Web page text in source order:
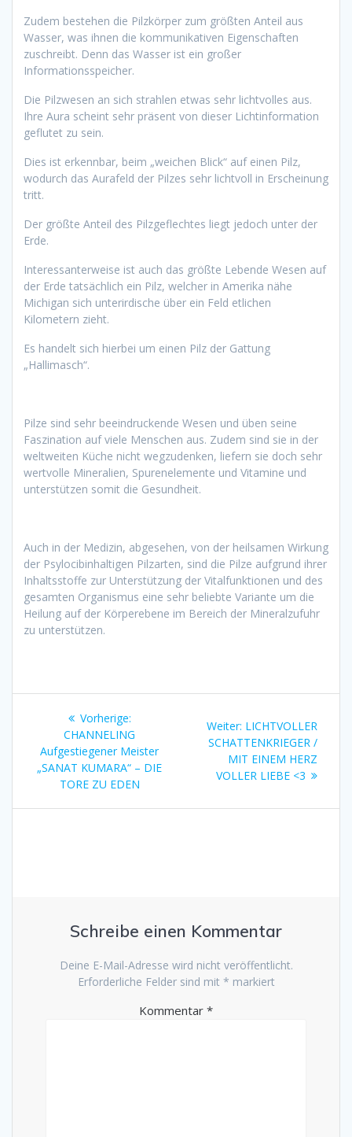
Zudem bestehen die Pilzkörper zum größten Anteil aus
Wasser, was ihnen die kommunikativen Eigenschaften
zuschreibt. Denn das Wasser ist ein großer
Informationsspeicher.
Die Pilzwesen an sich strahlen etwas sehr lichtvolles aus.
Ihre Aura scheint sehr präsent von dieser Lichtinformation
geflutet zu sein.
Dies ist erkennbar, beim „weichen Blick“ auf einen Pilz,
wodurch das Aurafeld der Pilzes sehr lichtvoll in Erscheinung
tritt.
Der größte Anteil des Pilzgeflechtes liegt jedoch unter der
Erde.
Interessanterweise ist auch das größte Lebende Wesen auf
der Erde tatsächlich ein Pilz, welcher in Amerika nähe
Michigan sich unterirdische über ein Feld etlichen
Kilometern zieht.
Es handelt sich hierbei um einen Pilz der Gattung
„Hallimasch“.
Pilze sind sehr beeindruckende Wesen und üben seine
Faszination auf viele Menschen aus. Zudem sind sie in der
weltweiten Küche nicht wegzudenken, liefern sie doch sehr
wertvolle Mineralien, Spurenelemente und Vitamine und
unterstützen somit die Gesundheit.
Auch in der Medizin, abgesehen, von der heilsamen Wirkung
der Psylocibinhaltigen Pilzarten, sind die Pilze aufgrund ihrer
Inhaltsstoffe zur Unterstützung der Vitalfunktionen und des
gesamten Organismus eine sehr beliebte Variante um die
Heilung auf der Körperebene im Bereich der Mineralzufuhr
zu unterstützen.
Beitragsnavigation
Vorherige:Vorheriger
Beitrag:
CHANNELING
Aufgestiegener Meister
„SANAT KUMARA“ – DIE
TORE ZU EDEN
Weiter: Nächster
Beitrag:
LICHTVOLLER
SCHATTENKRIEGER /
MIT EINEM HERZ
VOLLER LIEBE <3
Schreibe einen Kommentar
Deine E-Mail-Adresse wird nicht veröffentlicht.
Erforderliche Felder sind mit * markiert
Kommentar *